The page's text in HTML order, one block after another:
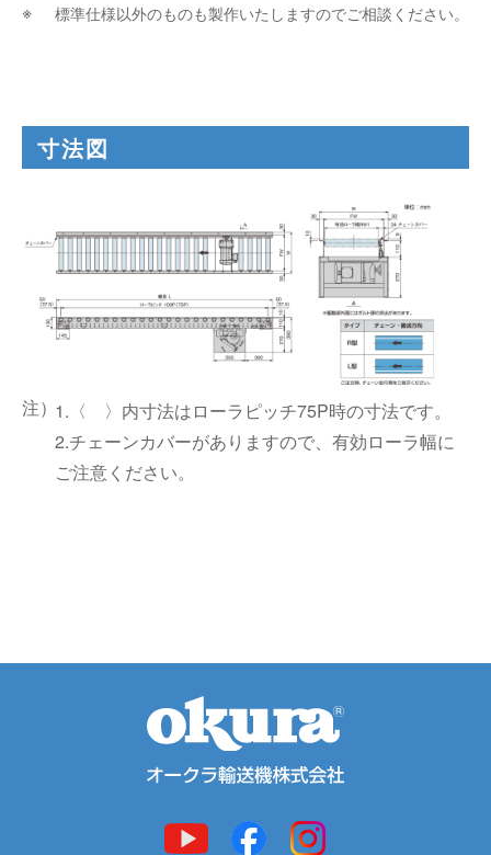
標準仕様以外のものも製作いたしますのでご相談ください。
寸法図
1.〈 〉内寸法はローラピッチ75P時の寸法です。
2.チェーンカバーがありますので、有効ローラ幅に
ご注意ください。